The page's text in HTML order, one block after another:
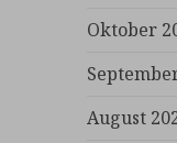
Oktober
August